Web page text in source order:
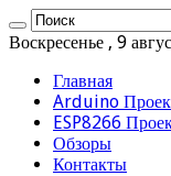
Воскресенье , 9
Главная
Arduino
ESP8266
Обзоры
Контакты